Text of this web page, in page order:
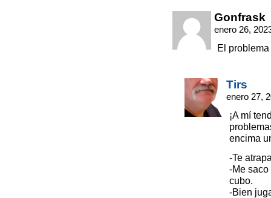
Gonfrask
enero 26,
El
Tirs
enero 27,
¡A mí
encima
-Te
-Me
cubo.
-Bien